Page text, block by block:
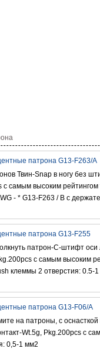
патрона G13-F263/A
Твин-Snap в ногу без
с самым высоким
- * G13-F263 / B с
патрона G13-F255
патрон-С-штифт
с самым высоким
клеммы 2 отверстия: 0.5-
патрона G13-F06/A
на патроны, с
Wt.5g, Pkg.200pcs с
0,5-1 мм2